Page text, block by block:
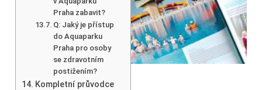
Praha zabavit?
Q: Jaký je přístup
do Aquaparku
Praha pro osoby
se zdravotním
postižením?
Kompletní průvodce